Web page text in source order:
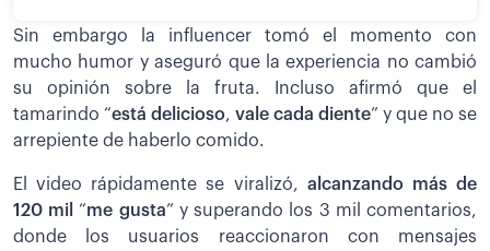
Sin embargo la influencer tomó el momento con
mucho humor y aseguró que la experiencia no cambió
su opinión sobre la fruta. Incluso afirmó que el
tamarindo “está delicioso, vale cada diente” y que no se
arrepiente de haberlo comido.
El video rápidamente se viralizó, alcanzando más de
120 mil
“me gusta” y superando los 3 mil comentarios,
donde los usuarios reaccionaron con mensajes